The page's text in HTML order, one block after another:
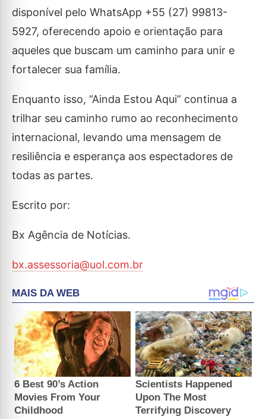
disponível pelo WhatsApp +55 (27) 99813-
5927, oferecendo apoio e orientação para
aqueles que buscam um caminho para unir e
fortalecer sua família.
Enquanto isso, “Ainda Estou Aqui” continua a
trilhar seu caminho rumo ao reconhecimento
internacional, levando uma mensagem de
resiliência e esperança aos espectadores de
todas as partes.
Escrito por:
Bx Agência de Notícias.
bx.assessoria@uol.com.br